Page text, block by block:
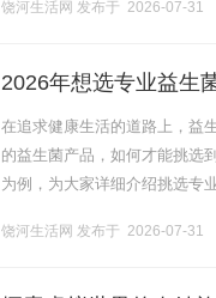
饶河生活网 发布于 2026-07-31
2026年想选专业益生
在追求健康生活的道路上，益
的益生菌产品，如何才能挑选
为例，为大家详细介绍挑选专
系。其中，.........
饶河生活网 发布于 2026-07-31